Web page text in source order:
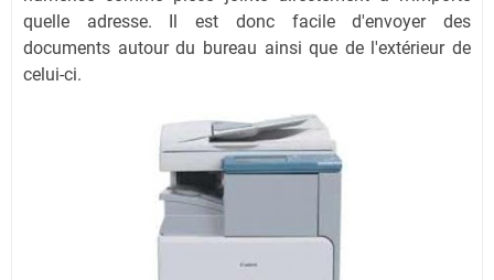
quelle adresse. Il est donc facile d'envoyer des
documents autour du bureau ainsi que de l'extérieur de
celui-ci.